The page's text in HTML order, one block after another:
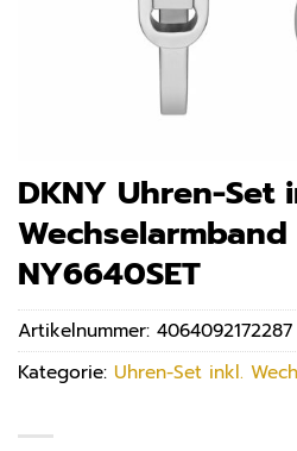
DKNY Uhren-Set
NY6640SET
Artikelnummer: 4064092172287
Kategorie: Uhren-Set inkl.